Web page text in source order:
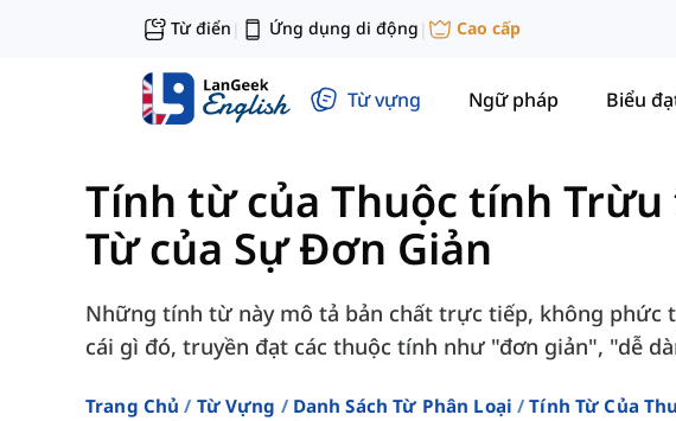
Từ điển | Ứng dụng di động | Cao cấp
Từ vựng Ngữ pháp Biểu
Tính từ của Thuộc tính
Từ của Sự Đơn Giản
Những tính từ này mô tả bản chất trực tiếp, không phức
cái gì đó, truyền đạt các thuộc tính như "đơn giản", "dễ
Trang Chủ Từ Vựng Danh Sách Từ Phân Loại
Tính Từ Của